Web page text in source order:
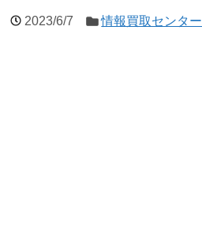
2023/6/7 情報買取センター